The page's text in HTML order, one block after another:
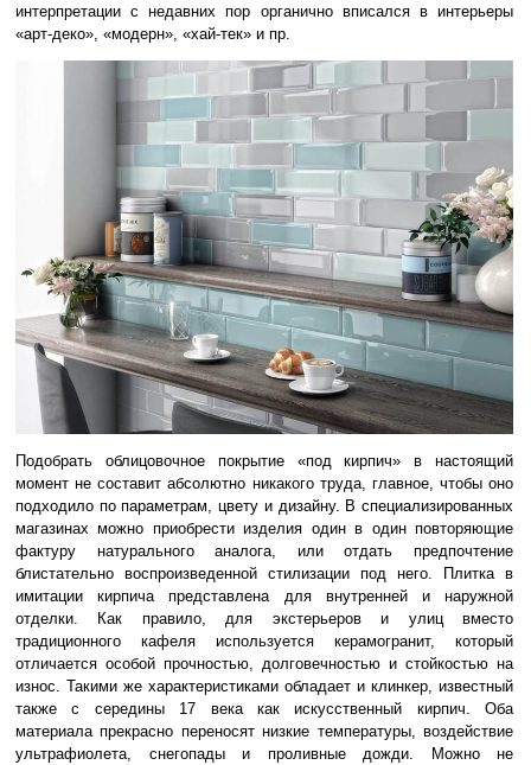
интерпретации с недавних пор органично вписался в интерьеры
«арт-деко», «модерн», «хай-тек» и пр.
Подобрать облицовочное покрытие «под кирпич» в настоящий
момент не составит абсолютно никакого труда, главное, чтобы оно
подходило по параметрам, цвету и дизайну. В специализированных
магазинах можно приобрести изделия один в один повторяющие
фактуру натурального аналога, или отдать предпочтение
блистательно воспроизведенной стилизации под него. Плитка в
имитации кирпича представлена для внутренней и наружной
отделки. Как правило, для экстерьеров и улиц вместо
традиционного кафеля используется керамогранит, который
отличается особой прочностью, долговечностью и стойкостью на
износ. Такими же характеристиками обладает и клинкер, известный
также с середины 17 века как искусственный кирпич. Оба
материала прекрасно переносят низкие температуры, воздействие
ультрафиолета, снегопады и проливные дожди. Можно не